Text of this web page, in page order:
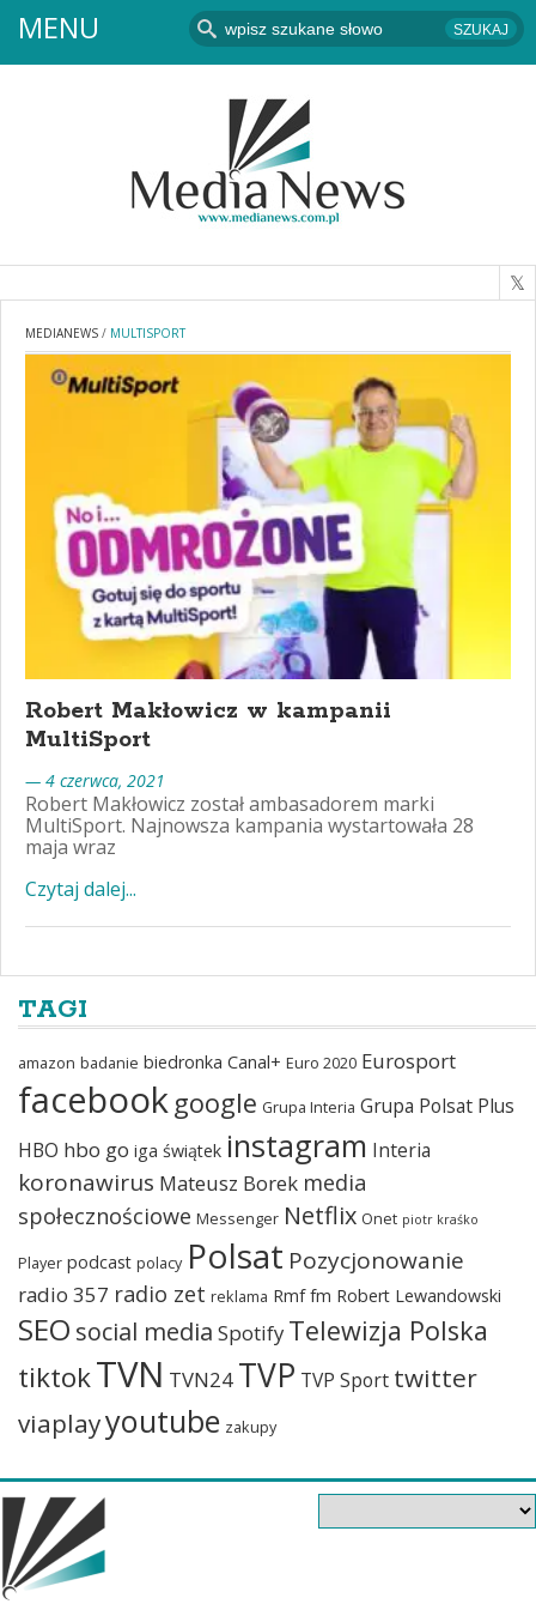
MENU
MEDIANEWS / MULTISPORT
Robert Makłowicz w kampanii
MultiSport
— 4 czerwca, 2021
Robert Makłowicz został ambasadorem marki
MultiSport. Najnowsza kampania wystartowała 28
maja wraz
Czytaj dalej...
TAGI
amazon badanie biedronka Canal+ Euro 2020 Eurosport
facebook google Grupa Interia Grupa Polsat Plus
HBO hbo go iga świątek instagram Interia
koronawirus Mateusz Borek media
społecznościowe Messenger Netflix Onet piotr kraśko
Player podcast polacy Polsat Pozycjonowanie
radio 357 radio zet reklama Rmf fm Robert Lewandowski
SEO social media Spotify Telewizja Polska
tiktokTVN TVN24 TVP TVP Sport twitter
viaplayyoutube zakupy